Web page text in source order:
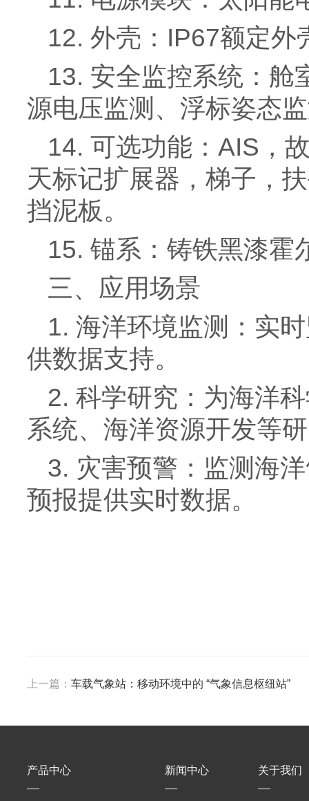
12. 外壳：IP67额定外
13. 安全监控系统：舱
源电压监测、浮标姿态
14. 可选功能：AIS，
天标记扩展器，梯子，
挡泥板。
15. 锚系：铸铁黑漆霍
三、应用场景
1. 海洋环境监测：实
供数据支持。
2. 科学研究：为海洋
系统、海洋资源开发等
3. 灾害预警：监测海
预报提供实时数据。
上一篇： 车载气象站：移动环境中的 “气象信息枢纽站”
产品中心 新闻中心 关于我们